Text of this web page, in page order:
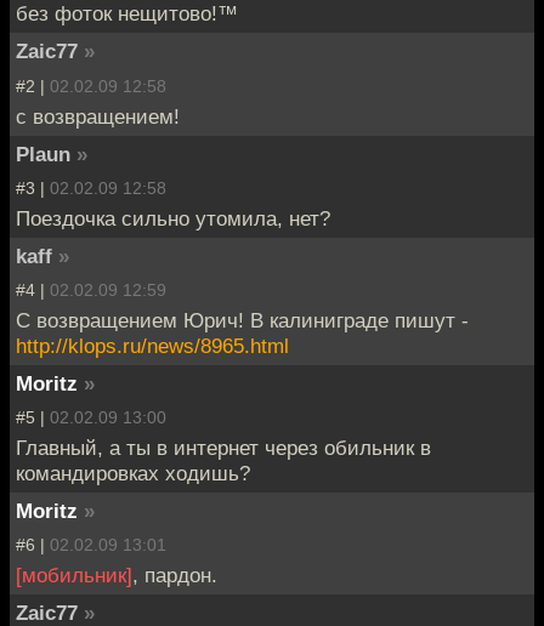
без фоток нещитово!™
Zaic77 »
#2 | 02.02.09 12:58
с возвращением!
Plaun »
#3 | 02.02.09 12:58
Поездочка сильно утомила, нет?
kaff »
#4 | 02.02.09 12:59
C возвращением Юрич! В калиниграде пишут -
http://klops.ru/news/8965.html
Moritz »
#5 | 02.02.09 13:00
Главный, а ты в интернет через обильник в
командировках ходишь?
Moritz »
#6 | 02.02.09 13:01
[мобильник], пардон.
Zaic77 »